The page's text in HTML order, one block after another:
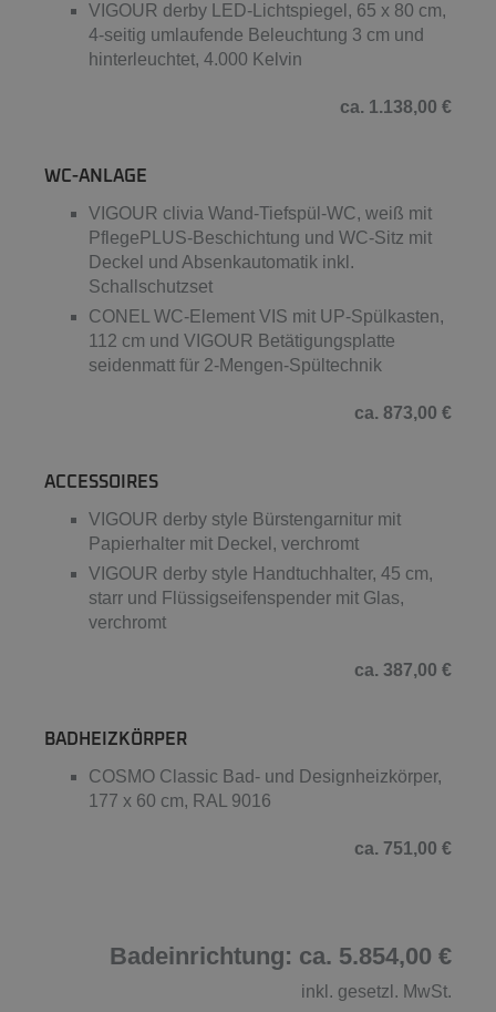
VIGOUR derby LED-Lichtspiegel, 65 x 80 cm,
4-seitig umlaufende Beleuchtung 3 cm und
hinterleuchtet, 4.000 Kelvin
ca. 1.138,00 €
WC-ANLAGE
VIGOUR clivia Wand-Tiefspül-WC, weiß mit
PflegePLUS-Beschichtung und WC-Sitz mit
Deckel und Absenkautomatik inkl.
Schallschutzset
CONEL WC-Element VIS mit UP-Spülkasten,
112 cm und VIGOUR Betätigungsplatte
seidenmatt für 2-Mengen-Spültechnik
ca. 873,00 €
ACCESSOIRES
VIGOUR derby style Bürstengarnitur mit
Papierhalter mit Deckel, verchromt
VIGOUR derby style Handtuchhalter, 45 cm,
starr und Flüssigseifenspender mit Glas,
verchromt
ca. 387,00 €
BADHEIZKÖRPER
COSMO Classic Bad- und Designheizkörper,
177 x 60 cm, RAL 9016
ca. 751,00 €
Badeinrichtung: ca. 5.854,00 €
inkl. gesetzl. MwSt.